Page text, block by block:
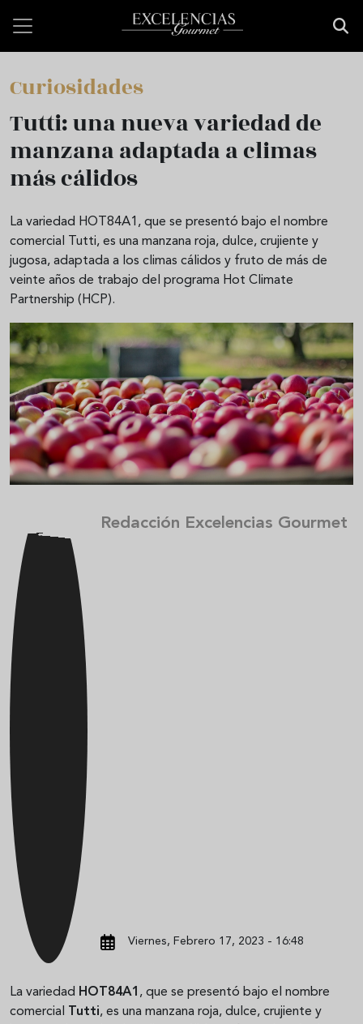
Curiosidades
Tutti: una nueva variedad de
manzana adaptada a climas
más cálidos
La variedad HOT84A1, que se presentó bajo el nombre
comercial Tutti, es una manzana roja, dulce, crujiente y
jugosa, adaptada a los climas cálidos y fruto de más de
veinte años de trabajo del programa Hot Climate
Partnership (HCP).
Redacción Excelencias Gourmet
Viernes, Febrero 17, 2023 - 16:48
La variedad HOT84A1 , que se presentó bajo el nombre
comercial Tutti, es una manzana roja, dulce, crujiente y